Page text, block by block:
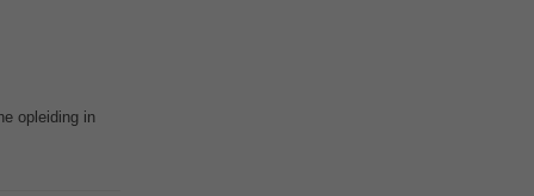
opleiding in